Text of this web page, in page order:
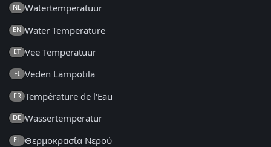
NL Watertemperatuur
EN Water Temperature
ET Vee Temperatuur
FI Veden Lämpötila
FR Température de l'Eau
DE Wassertemperatur
EL Θερμοκρασία Νερού